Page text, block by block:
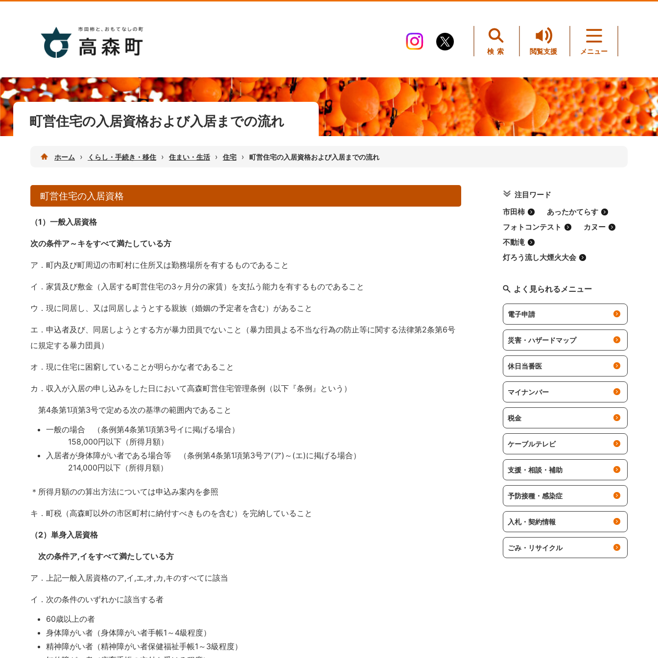
検索 閲覧支援 メニュー
町営住宅の入居資格および入居までの流れ
ホーム › くらし・手続き・移住 › 住まい・生活 › 住宅 › 町営住宅の入居資格および入居までの流れ
町営住宅の入居資格
（1）一般入居資格
次の条件ア～キをすべて満たしている方
ア．町内及び町周辺の市町村に住所又は勤務場所を有するものであること
イ．家賃及び敷金（入居する町営住宅の3ヶ月分の家賃）を支払う能力を有するものであること
ウ．現に同居し、又は同居しようとする親族（婚姻の予定者を含む）があること
エ．申込者及び、同居しようとする方が暴力団員でないこと（暴力団員よる不当な行為の防止等に関する法律第2条第6号
に規定する暴力団員）
オ．現に住宅に困窮していることが明らかな者であること
カ．収入が入居の申し込みをした日において高森町営住宅管理条例（以下『条例』という）
第4条第1項第3号で定める次の基準の範囲内であること
一般の場合 （条例第4条第1項第3号イに掲げる場合）
158,000円以下（所得月額）
入居者が身体障がい者である場合等 （条例第4条第1項第3号ア(ア)～(エ)に掲げる場合）
214,000円以下（所得月額）
＊所得月額のの算出方法については申込み案内を参照
キ．町税（高森町以外の市区町村に納付すべきものを含む）を完納していること
（2）単身入居資格
次の条件ア,イをすべて満たしている方
ア．上記一般入居資格のア,イ,エ,オ,カ,キのすべてに該当
イ．次の条件のいずれかに該当する者
60歳以上の者
身体障がい者（身体障がい者手帳1～4級程度）
精神障がい者（精神障がい者保健福祉手帳1～3級程度）
注目ワード
市田柿
あったかてらす
フォトコンテスト
カヌー
不動滝
灯ろう流し大煙火大会
よく見られるメニュー
電子申請
災害・ハザードマップ
休日当番医
マイナンバー
税金
ケーブルテレビ
支援・相談・補助
予防接種・感染症
入札・契約情報
ごみ・リサイクル